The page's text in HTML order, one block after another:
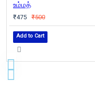
உம்மத்
₹475 ₹500
Add to Cart